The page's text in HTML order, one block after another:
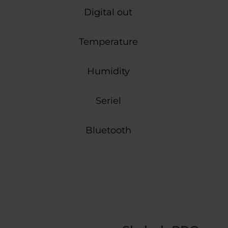
Digital out
Temperature
Humidity
Seriel
Bluetooth